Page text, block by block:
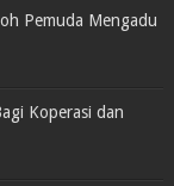
Pemuda Mengadu
Koperasi dan